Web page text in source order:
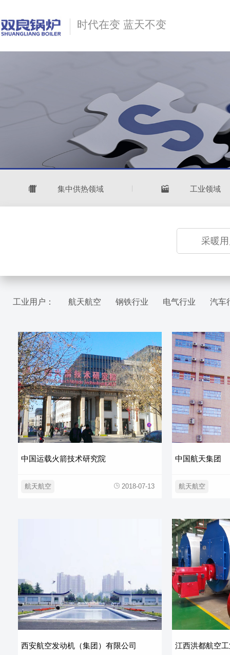
时代在变 蓝天不变
集中供热领域 工业领域
采暖
工业用户： 航天航空 钢铁行业 电气行业 汽车
中国运载火箭技术研究院
航天航空 2018-07-13
中国航天集团
航天航空
西安航空发动机（集团）有限公司 江西洪都航空